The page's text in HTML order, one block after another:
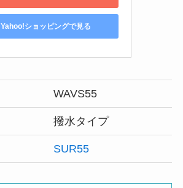
Yahoo!ショッピングで見る
WAVS55
撥水タイプ
SUR55